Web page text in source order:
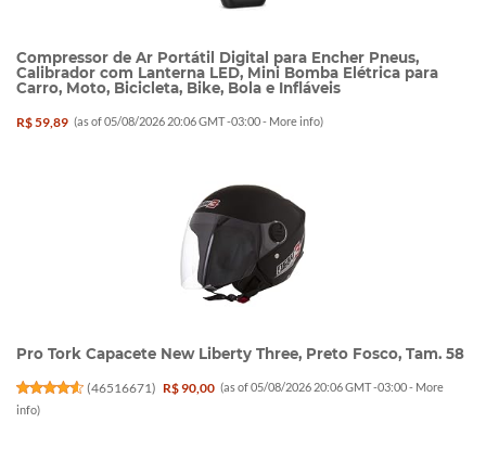
Compressor de Ar Portátil Digital para Encher Pneus,
Calibrador com Lanterna LED, Mini Bomba Elétrica para
Carro, Moto, Bicicleta, Bike, Bola e Infláveis
R$ 59,89 (as of 05/08/2026 20:06 GMT -03:00 - More info)
Pro Tork Capacete New Liberty Three, Preto Fosco, Tam. 58
(46516671) R$ 90,00 (as of 05/08/2026 20:06 GMT -03:00 - More
info)